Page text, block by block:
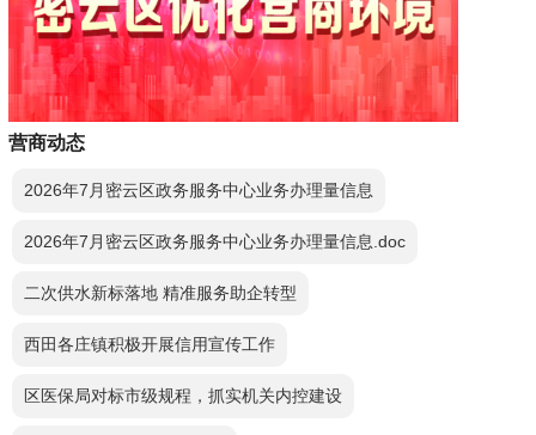
营商动态
2026年7月密云区政务服务中心业务办理量信息
2026年7月密云区政务服务中心业务办理量信息.doc
二次供水新标落地 精准服务助企转型
西田各庄镇积极开展信用宣传工作
区医保局对标市级规程，抓实机关内控建设